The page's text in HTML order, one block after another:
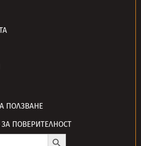
ПОЛЗВАНЕ
ПОВЕРИТЕЛНОСТ
Search Button